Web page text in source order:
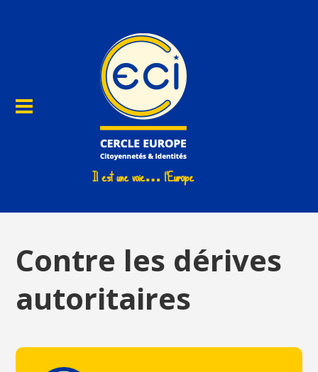
Contre les dérives
autoritaires